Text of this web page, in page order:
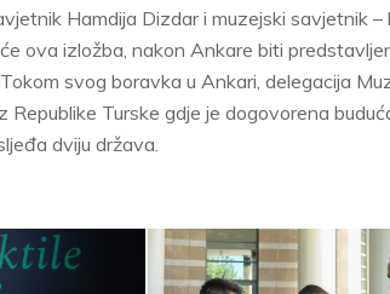
Hamdija Dizdar i muzejski savjetnik
ova izložba, nakon Ankare biti
svog boravka u Ankari, delegacija
Republike Turske gdje je dogovorena
dviju država.